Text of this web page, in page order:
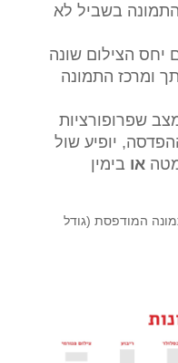
בשביל לא
יחס הצילום שונה
ומרכז התמונה
שפרופורציות
יופיע שול
או בימין
המודפסת (גודל